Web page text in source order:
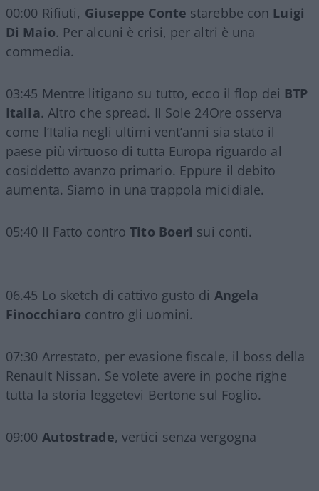
00:00 Rifiuti, Giuseppe Conte starebbe con Luigi
Di Maio. Per alcuni è crisi, per altri è una
commedia.
03:45 Mentre litigano su tutto, ecco il flop dei BTP
Italia. Altro che spread. Il Sole 24Ore osserva
come l’Italia negli ultimi vent’anni sia stato il
paese più virtuoso di tutta Europa riguardo al
cosiddetto avanzo primario. Eppure il debito
aumenta. Siamo in una trappola micidiale.
05:40 Il Fatto controTito Boeri sui conti.
06.45 Lo sketch di cattivo gusto di Angela
Finocchiaro contro gli uomini.
07:30 Arrestato, per evasione fiscale, il boss della
Renault Nissan. Se volete avere in poche righe
tutta la storia leggetevi Bertone sul Foglio.
09:00 Autostrade, vertici senza vergogna